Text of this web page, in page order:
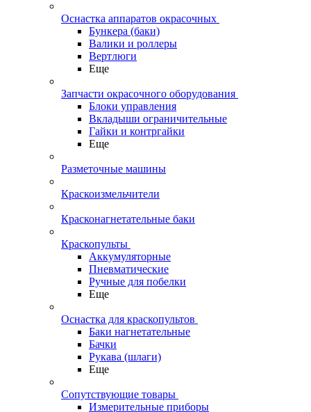
Оснастка аппаратов окрасочных
Бункера (баки)
Валики и роллеры
Вертлюги
Еще
Запчасти окрасочного оборудования
Блоки управления
Вкладыши ограничительные
Гайки и контргайки
Еще
Разметочные машины
Краскоизмельчители
Красконагнетательные баки
Краскопульты
Аккумуляторные
Пневматические
Ручные для побелки
Еще
Оснастка для краскопультов
Баки нагнетательные
Бачки
Рукава (шлаги)
Еще
Сопутствующие товары
Измерительные приборы